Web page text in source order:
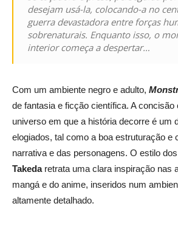
desejam usá-la, colocando-a no
guerra devastadora entre forças
sobrenaturais. Enquanto isso, o
interior começa a despertar…
Com um ambiente negro e adulto,
de fantasia e ficção científica. A concisão
universo em que a história decorre é um
elogiados, tal como a boa estruturação e
narrativa e das personagens. O estilo
Takedaretrata uma clara inspiração nas
mangá e do anime, inseridos num
altamente detalhado.